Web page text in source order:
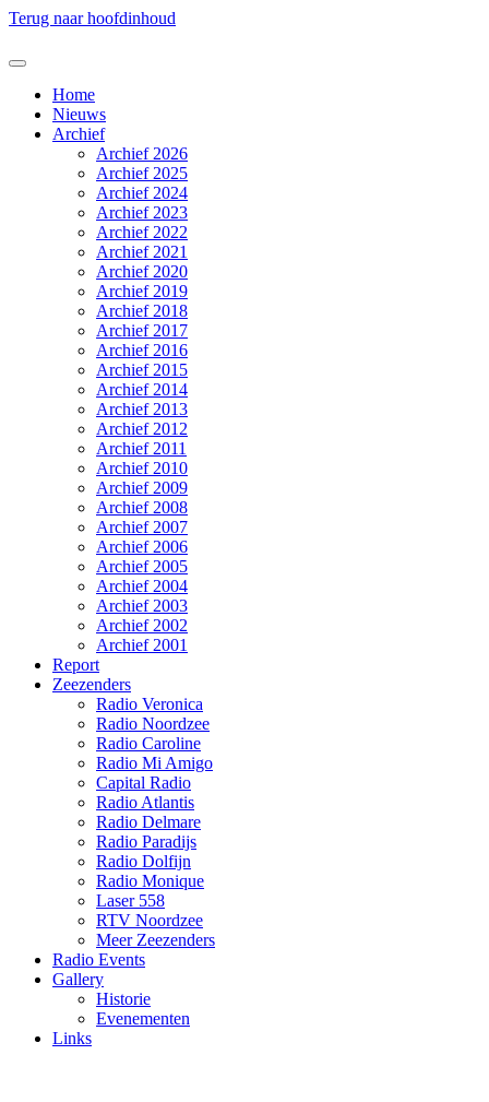
Terug naar hoofdinhoud
Home
Nieuws
Archief
Archief 2026
Archief 2025
Archief 2024
Archief 2023
Archief 2022
Archief 2021
Archief 2020
Archief 2019
Archief 2018
Archief 2017
Archief 2016
Archief 2015
Archief 2014
Archief 2013
Archief 2012
Archief 2011
Archief 2010
Archief 2009
Archief 2008
Archief 2007
Archief 2006
Archief 2005
Archief 2004
Archief 2003
Archief 2002
Archief 2001
Report
Zeezenders
Radio Veronica
Radio Noordzee
Radio Caroline
Radio Mi Amigo
Capital Radio
Radio Atlantis
Radio Delmare
Radio Paradijs
Radio Dolfijn
Radio Monique
Laser 558
RTV Noordzee
Meer Zeezenders
Radio Events
Gallery
Historie
Evenementen
Links